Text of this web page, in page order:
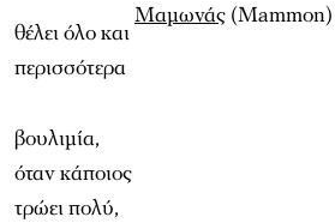
θέλει όλο και
περισσότερα
Μαμωνάς (Mammon)
βουλιμία,
όταν κάποιος
τρώει πολύ,